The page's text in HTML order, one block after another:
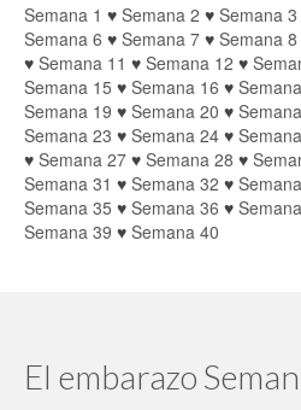
Semana 1 ♥ Semana 2 ♥ Semana 3
Semana 6 ♥ Semana 7 ♥ Semana 8
♥ Semana 11 ♥ Semana 12 ♥
Semana 15 ♥ Semana 16 ♥
Semana 19 ♥ Semana 20 ♥
Semana 23 ♥ Semana 24 ♥
♥ Semana 27 ♥ Semana 28 ♥
Semana 31 ♥ Semana 32 ♥
Semana 35 ♥ Semana 36 ♥
Semana 39 ♥ Semana 40
El embarazo